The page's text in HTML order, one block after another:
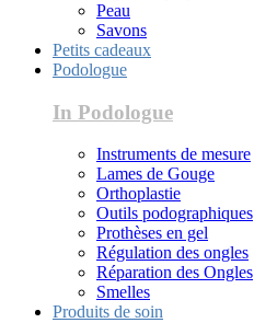
Peau
Savons
Petits cadeaux
Podologue
In Podologue
Instruments de mesure
Lames de Gouge
Orthoplastie
Outils podographiques
Prothèses en gel
Régulation des ongles
Réparation des Ongles
Smelles
Produits de soin